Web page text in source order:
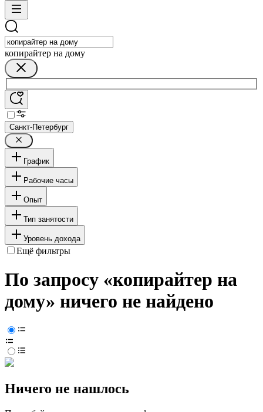
копирайтер на дому
Санкт-Петербург
График
Рабочие часы
Опыт
Тип занятости
Уровень дохода
Ещё фильтры
По запросу «копирайтер на
дому» ничего не найдено
Ничего не нашлось